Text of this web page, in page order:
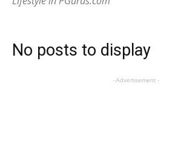
No posts to display
- Advertisement -